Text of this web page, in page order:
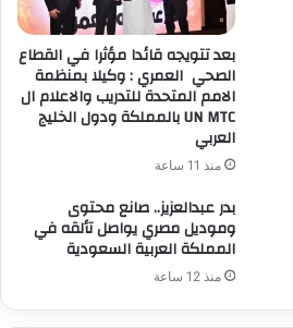
بعد تتويجه قائدا مؤثرا في القطاع
الصحي العمري : وكيلا بمنظمة
الامم المتحدة للتدريب والاعلام ال
UN MTC بالمملكة ودول الخليج
العربي
منذ 11 ساعة
بدر عبدالعزيز.. صانع محتوى
وموديل مصري يواصل تألقه في
المملكة العربية السعودية
منذ 12 ساعة